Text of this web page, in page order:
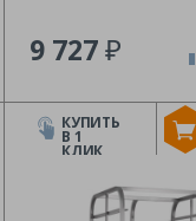
9 727₽
КУПИТЬ
В 1
КЛИК